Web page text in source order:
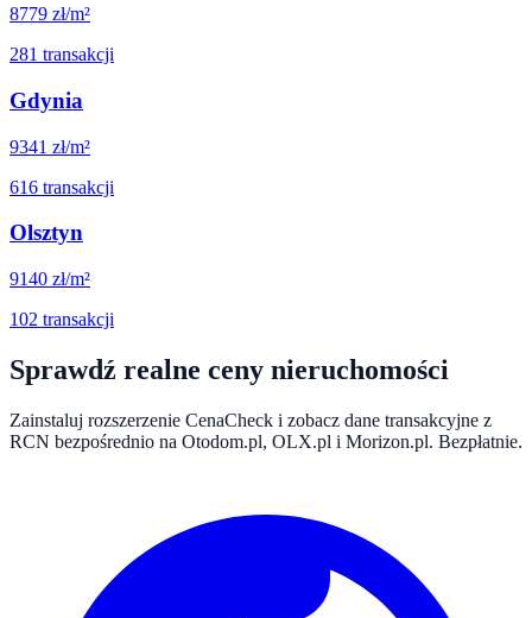
8779 zł/m²
281 transakcji
Gdynia
9341 zł/m²
616 transakcji
Olsztyn
9140 zł/m²
102 transakcji
Sprawdź realne ceny nieruchomości
Zainstaluj rozszerzenie CenaCheck i zobacz dane transakcyjne z
RCN bezpośrednio na Otodom.pl, OLX.pl i Morizon.pl. Bezpłatnie.